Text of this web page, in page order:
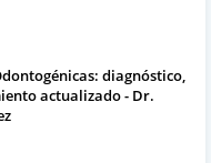
diagnóstico,
actualizado - Dr.